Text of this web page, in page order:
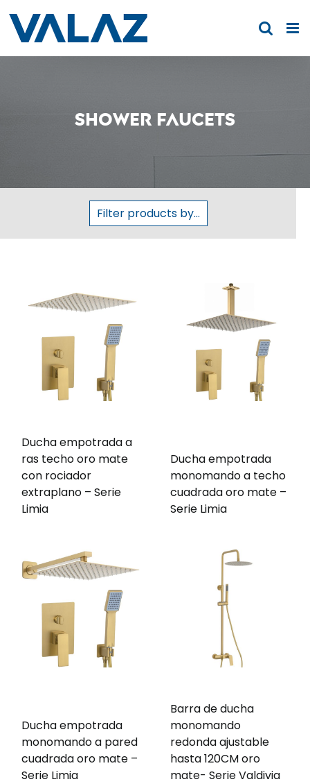
content
Shower faucets
Filter products by...
Ducha empotrada a
ras techo oro mate
con rociador
extraplano – Serie
Limia
Ducha empotrada
monomando a techo
cuadrada oro mate –
Serie Limia
Ducha empotrada
monomando a pared
cuadrada oro mate –
Serie Limia
Barra de ducha
monomando
redonda ajustable
hasta 120CM oro
mate- Serie Valdivia